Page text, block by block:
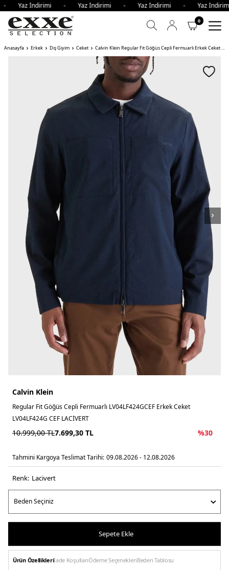
Yaz İndirimi - Yaz İndirimi - Yaz İndirimi - Yaz
0
Anasayfa Erkek Dış Giyim Ceket Calvin Klein Regular Fit Göğüs Cepli Fermuarlı Erkek Ceket CEF
Calvin Klein
Regular Fit Göğüs Cepli Fermuarlı LV04LF424GCEF Erkek Ceket
LV04LF424G CEF LACİVERT
10.999,00TL7.699,30 TL %30
Tahmini Kargoya Teslimat Tarihi: 09.08.2026 - 12.08.2026
Renk: laci̇vert
Sepete Ekle
Ürün Özellikleriİade KoşullarıÖdeme SeçenekleriBeden Tablosu